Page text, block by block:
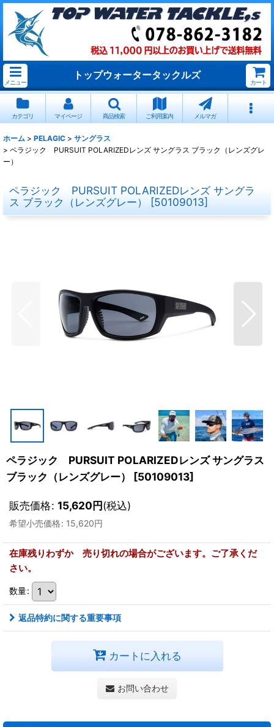
メニュー
トップウォータータックルズ
カート
カテゴリ マイページ 商品検索 ご利用案内 メルマガ
ホーム > PELAGIC > サングラス
> ペラジック PURSUIT POLARIZEDレンズ サングラス ブラック（レンズグレ
ー）
ペラジック PURSUIT POLARIZEDレンズ サングラ
ス ブラック（レンズグレー）
[50109013]
ペラジック PURSUIT POLARIZEDレンズ サングラス
ブラック（レンズグレー）
[50109013]
販売価格: 15,620円(税込)
希望小売価格: 15,620円
在庫残りわずか 売り切れの場合がございます。ご了承くだ
さい。
数量:
返品特約に関する重要事項
カートに入れる
お問い合わせ